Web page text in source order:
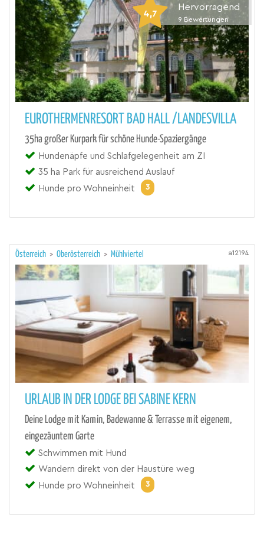
4,7
Hervorragend
9 Bewertungen
EUROTHERMENRESORT BAD HALL /LANDESVILLA
35ha großer Kurpark für schöne Hunde-Spaziergänge
Hundenäpfe und Schlafgelegenheit am ZI
35 ha Park für ausreichend Auslauf
Hunde pro Wohneinheit
3
Österreich > Oberösterreich > Mühlviertel a12194
URLAUB IN DER LODGE BEI SABINE KERN
Deine Lodge mit Kamin, Badewanne & Terrasse mit eigenem,
eingezäuntem Garte
Schwimmen mit Hund
Wandern direkt von der Haustüre weg
Hunde pro Wohneinheit
3